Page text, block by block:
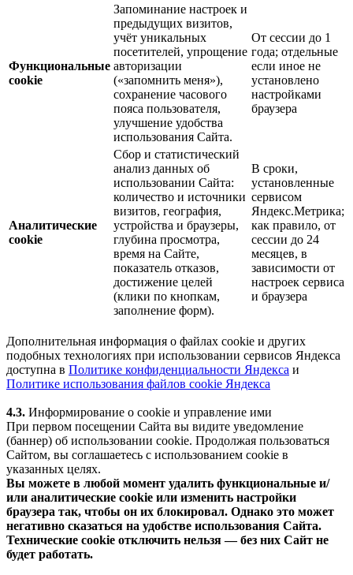
Функциональные
cookie
Запоминание настроек и
предыдущих визитов,
учёт уникальных
посетителей, упрощение
авторизации
(«запомнить меня»),
сохранение часового
пояса пользователя,
улучшение удобства
использования Сайта.
От сессии до 1
года; отдельные
если иное не
установлено
настройками
браузера
Аналитические
cookie
Сбор и статистический
анализ данных об
использовании Сайта:
количество и источники
визитов, география,
устройства и браузеры,
глубина просмотра,
время на Сайте,
показатель отказов,
достижение целей
(клики по кнопкам,
заполнение форм).
В сроки,
установленные
сервисом
Яндекс.Метрика;
как правило, от
сессии до 24
месяцев, в
зависимости от
настроек сервиса
и браузера
Дополнительная информация о файлах cookie и других
подобных технологиях при использовании сервисов Яндекса
доступна в Политике конфиденциальности Яндекса и
Политике использования файлов cookie Яндекса
4.3. Информирование о cookie и управление ими
При первом посещении Сайта вы видите уведомление
(баннер) об использовании cookie. Продолжая пользоваться
Сайтом, вы соглашаетесь с использованием cookie в
указанных целях.
Вы можете в любой момент удалить функциональные и/
или аналитические cookie или изменить настройки
браузера так, чтобы он их блокировал. Однако это может
негативно сказаться на удобстве использования Сайта.
Технические cookie отключить нельзя — без них Сайт не
будет работать.